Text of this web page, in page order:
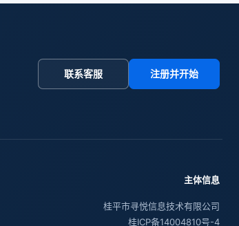
联系客服 注册并开始
主体信息
桂平市寻悦信息技术有限公司
桂ICP备14004810号-4